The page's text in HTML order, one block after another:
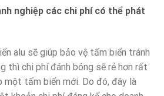
nghiệp các chi phí có thể phát
alu sẽ giúp bảo vệ tấm biển tránh
thì chi phí đánh bóng sẽ rẻ hơn rất
một tấm biển mới. Do đó, đây là